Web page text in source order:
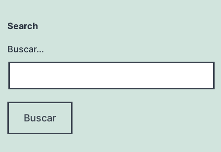
Search
Buscar...